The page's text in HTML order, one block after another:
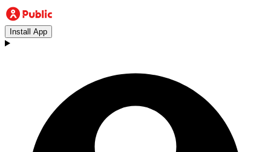
Install App